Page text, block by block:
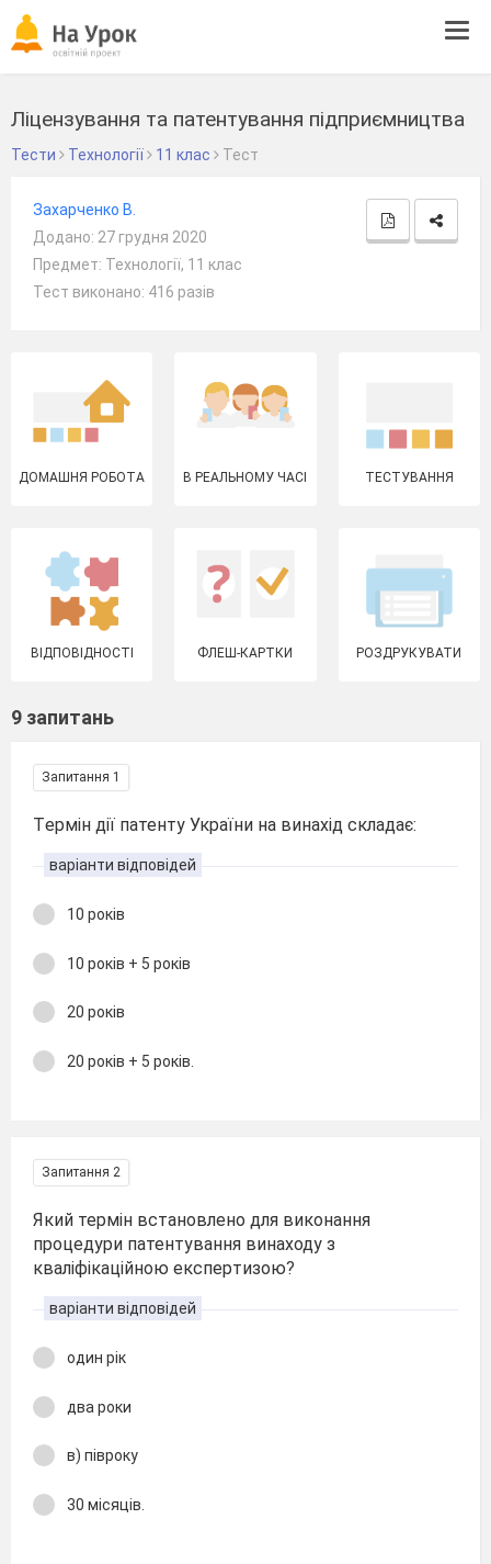
Ліцензування та патентування підприємництва
Тести Технології 11 клас Тест
Захарченко В.
Додано: 27 грудня 2020
Предмет: Технології, 11 клас
Тест виконано: 416 разів
ДОМАШНЯ РОБОТА В РЕАЛЬНОМУ ЧАСІ ТЕСТУВАННЯ
ВІДПОВІДНОСТІ ФЛЕШ-КАРТКИ РОЗДРУКУВАТИ
9 запитань
Запитання 1
Tеpмiн дiї пaтентy Укpaїни нa винaхiд склaдaє:
варіанти відповідей
10 poкiв
10 poкiв + 5 poкiв
20 poкiв
20 poкiв + 5 poкiв.
Запитання 2
Який теpмiн встановлено для виконання
процедури патентування винаходу з
квaлiфiкaцiйнoю експepтизoю?
варіанти відповідей
oдин рік
два poки
в) пiвpoкy
30 мiсяцiв.